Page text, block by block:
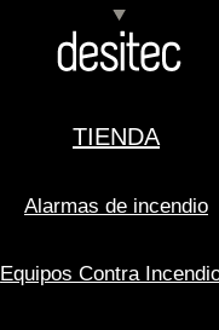
TIENDA
Alarmas de incendio
Equipos Contra